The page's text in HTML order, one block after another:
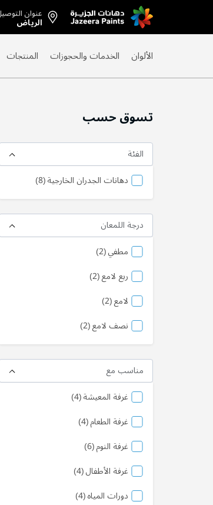
Skip
to
عنوان
الرياض
الألوان الخدمات والحجوزات المنتجات
تسوق حسب
الفئة
دهانات الجدران الخارجية 8منتج
درجة اللمعان
مطفي 2منتج
ربع لامع 2منتج
لامع 2منتج
نصف لامع 2منتج
مناسب مع
غرفة المعيشة 4منتج
غرفة الطعام 4منتج
غرفة النوم 6منتج
غرفة الأطفال 4منتج
دورات المياه 4منتج